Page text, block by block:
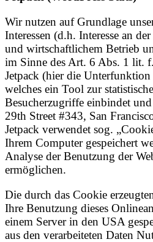
Wir nutzen auf Grundlage
Interessen (d.h. Interesse an
und wirtschaftlichem Betrieb
im Sinne des Art. 6 Abs. 1 lit.
Jetpack (hier die Unterfunktion
welches ein Tool zur
Besucherzugriffe einbindet
29th Street #343, San
Jetpack verwendet sog.
Ihrem Computer gespeichert
Analyse der Benutzung der
ermöglichen.
Die durch das Cookie
Ihre Benutzung dieses
einem Server in den USA
aus den verarbeiteten Daten